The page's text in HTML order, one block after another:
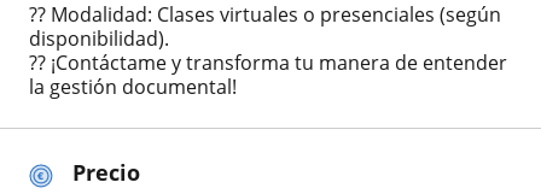
Precio
?? Modalidad: Clases virtuales o presenciales (según
disponibilidad).
?? ¡Contáctame y transforma tu manera de entender
la gestión documental!